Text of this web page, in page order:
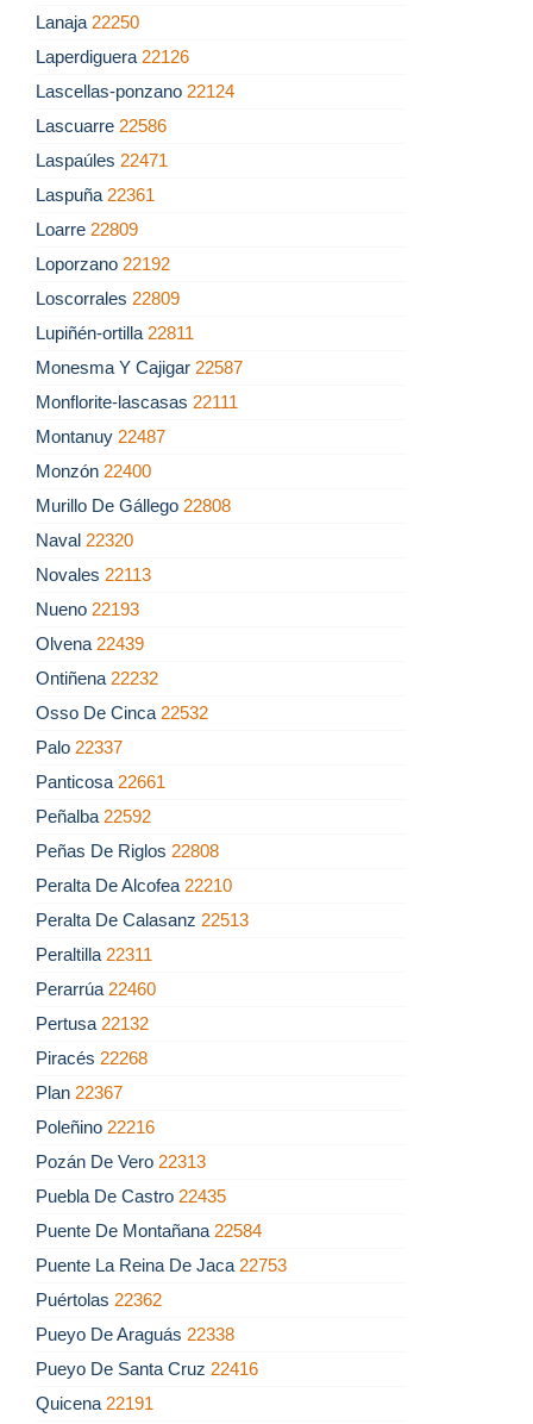
Lanaja 22250
Laperdiguera 22126
Lascellas-ponzano 22124
Lascuarre 22586
Laspaúles 22471
Laspuña 22361
Loarre 22809
Loporzano 22192
Loscorrales 22809
Lupiñén-ortilla 22811
Monesma Y Cajigar 22587
Monflorite-lascasas 22111
Montanuy 22487
Monzón 22400
Murillo De Gállego 22808
Naval 22320
Novales 22113
Nueno 22193
Olvena 22439
Ontiñena 22232
Osso De Cinca 22532
Palo 22337
Panticosa 22661
Peñalba 22592
Peñas De Riglos 22808
Peralta De Alcofea 22210
Peralta De Calasanz 22513
Peraltilla 22311
Perarrúa 22460
Pertusa 22132
Piracés 22268
Plan 22367
Poleñino 22216
Pozán De Vero 22313
Puebla De Castro 22435
Puente De Montañana 22584
Puente La Reina De Jaca 22753
Puértolas 22362
Pueyo De Araguás 22338
Pueyo De Santa Cruz 22416
Quicena 22191